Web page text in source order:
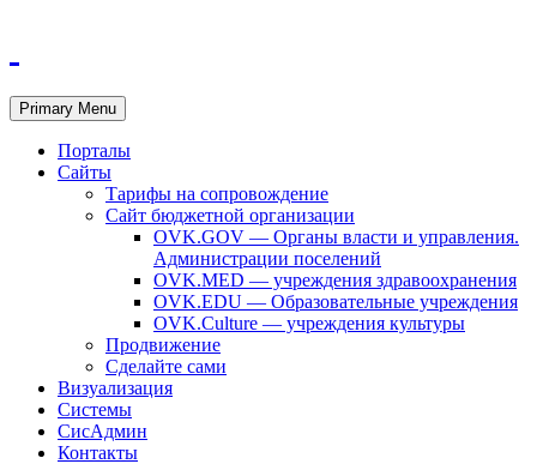
Primary Menu
Порталы
Сайты
Тарифы на сопровождение
Сайт бюджетной организации
OVK.GOV — Органы власти и управления.
Администрации поселений
OVK.MED — учреждения здравоохранения
OVK.EDU — Образовательные учреждения
OVK.Culture — учреждения культуры
Продвижение
Сделайте сами
Визуализация
Системы
СисАдмин
Контакты